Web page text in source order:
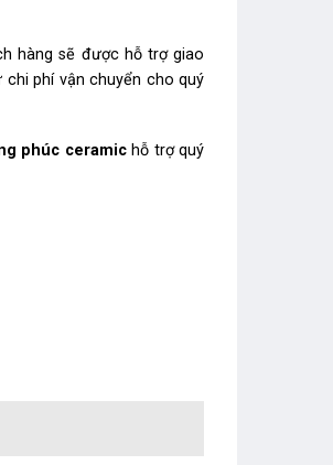
hàng sẽ được hỗ trợ giao
phí vận chuyển cho quý
phúc ceramichỗ trợ quý